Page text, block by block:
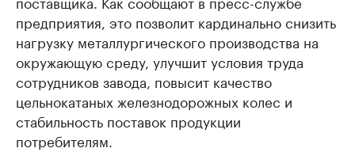
предприятия, это позволит кардинально снизить
нагрузку металлургического производства на
окружающую среду, улучшит условия труда
сотрудников завода, повысит качество
цельнокатаных железнодорожных колес и
стабильность поставок продукции
потребителям.